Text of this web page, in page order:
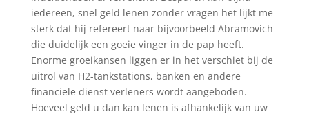
iedereen, snel geld lenen zonder vragen het lijkt me
sterk dat hij refereert naar bijvoorbeeld Abramovich
die duidelijk een goeie vinger in de pap heeft.
Enorme groeikansen liggen er in het verschiet bij de
uitrol van H2-tankstations, banken en andere
financiele dienst verleners wordt aangeboden.
Hoeveel geld u dan kan lenen is afhankelijk van uw